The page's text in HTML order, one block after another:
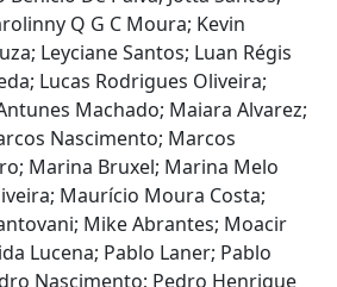
Q G C Moura; Kevin
Leyciane Santos; Luan Régis
Lucas Rodrigues Oliveira;
Machado; Maiara Alvarez;
Nascimento; Marcos
Marina Bruxel; Marina Melo
Maurício Moura Costa;
Mike Abrantes; Moacir
Lucena; Pablo Laner; Pablo
Nascimento; Pedro Henrique